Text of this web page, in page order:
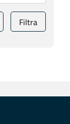
Filtra